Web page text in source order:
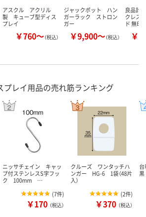
アスクル アクリル
製 キューブ型ディス
プレイ
￥760～（税込）
ジャックポット ハン
ガーラック ストロン
ガー
￥9,900～（税込）
良品計
クレス
ド 無印
￥
プレイ用品の売れ筋ランキング
ニッサチェイン キャッ
プ付ステンレスS字フッ
ク 100mm …
(7件)
￥170 （税込）
クルーズ ワンタッチハ
ンガー HG-6 1袋（48片
入）
(2件)
￥370 （税込）
台
黒